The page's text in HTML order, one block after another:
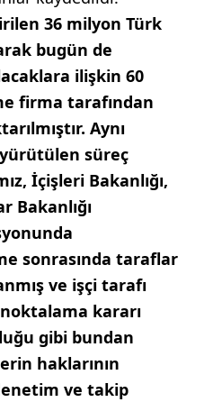
36 milyon Türk
bugün de
ilişkin 60
firma tarafından
Aynı
süreç
İçişleri Bakanlığı,
Bakanlığı
sonrasında taraflar
ve işçi tarafı
kararı
gibi bundan
haklarının
ve takip